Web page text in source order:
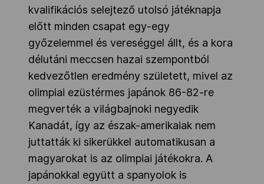
kvalifikációs selejtező utolsó játéknapja
előtt minden csapat egy-egy
győzelemmel és vereséggel állt, és a kora
délutáni meccsen hazai szempontból
kedvezőtlen eredmény született, mivel az
olimpiai ezüstérmes japánok 86-82-re
megverték a világbajnoki negyedik
Kanadát, így az észak-amerikaiak nem
juttatták ki sikerükkel automatikusan a
magyarokat is az olimpiai játékokra. A
japánokkal együtt a spanyolok is